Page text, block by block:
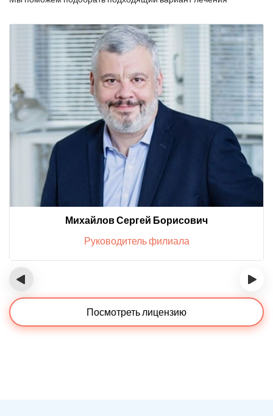
Михайлов Сергей Борисович
Руководитель филиала
‹ ›
Посмотреть лицензию